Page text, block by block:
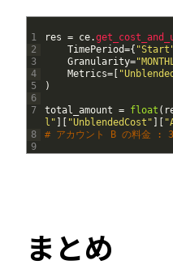
1
2
3
4
5
6
7
8
9
res = ce.
TimePeriod={
Granularity=
Metrics=
)
total_amount = float (
l"
"UnblendedCost"
# アカウント B の料金 :
まとめ